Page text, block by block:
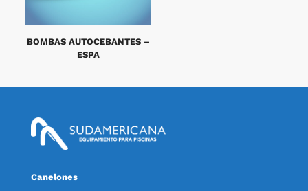
BOMBAS AUTOCEBANTES –
ESPA
Canelones